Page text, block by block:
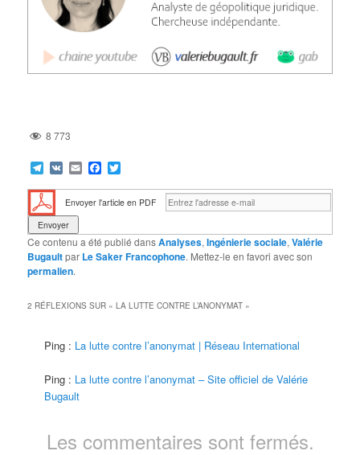
8 773
Telegram
VK EmailFacebook
Envoyer l'article en PDF
Ce contenu a été publié dansAnalyses,Ingénierie sociale,Valérie
Bugaultpar Le Saker Francophone. Mettez-le en favori avec son
permalien.
2 RÉFLEXIONS SUR «LA LUTTE CONTRE L’ANONYMAT »
Ping : La lutte contre l’anonymat | Réseau International
Ping : La lutte contre l’anonymat – Site officiel de Valérie
Bugault
Les commentaires sont fermés.